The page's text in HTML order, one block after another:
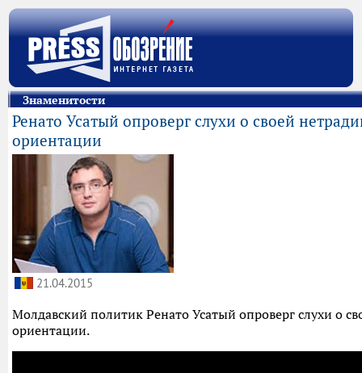
Знаменитости
Ренато Усатый опроверг слухи о своей
ориентации
21.04.2015
Молдавский политик Ренато Усатый опроверг слухи о
ориентации.